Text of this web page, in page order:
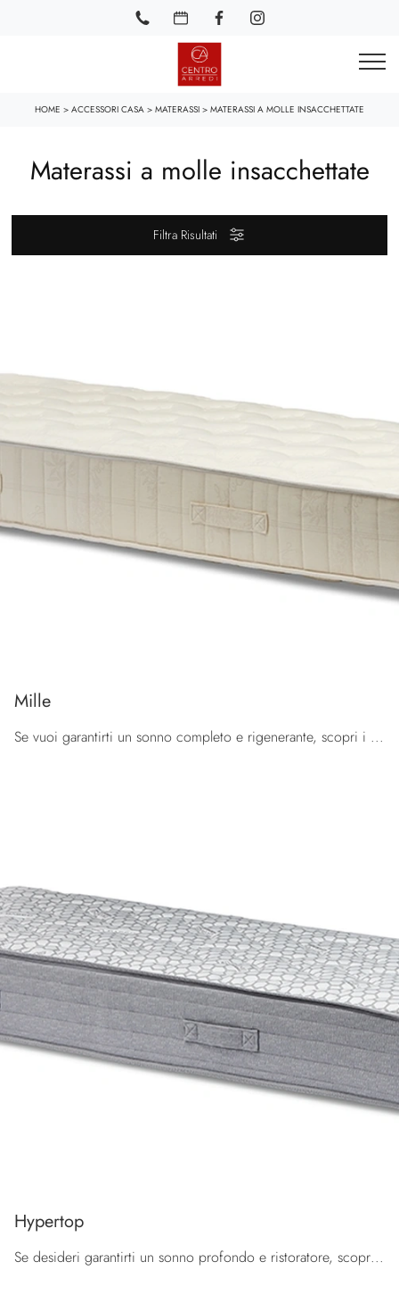
HOME > ACCESSORI CASA > MATERASSI > MATERASSI A MOLLE INSACCHETTATE
Materassi a molle insacchettate
Filtra Risultati
Mille
Se vuoi garantirti un sonno completo e rigenerante, scopri i Materassi a molle insacchettate singoli come il modello Mille Brentaflex.
Hypertop
Se desideri garantirti un sonno profondo e ristoratore, scopri i Materassi a molle insacchettate singoli come il modello Hypertop Brentaflex.